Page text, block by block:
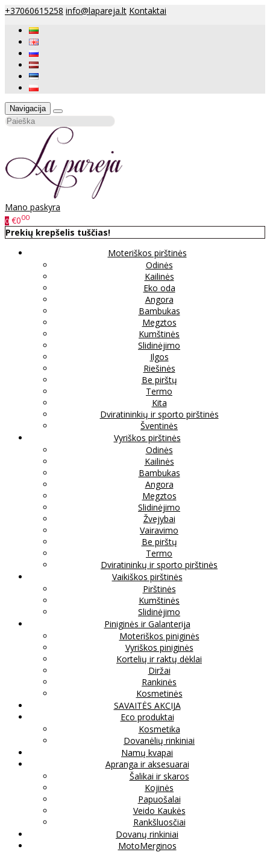
+37060615258 info@lapareja.lt Kontaktai
Navigacija
Mano paskyra
0 €000
Prekių krepšelis tuščias!
Moteriškos pirštinės
Odinės
Kailinės
Eko oda
Angora
Bambukas
Megztos
Kumštinės
Slidinėjimo
Ilgos
Riešinės
Be pirštų
Termo
Kita
Dviratininkių ir sporto pirštinės
Šventinės
Vyriškos pirštinės
Odinės
Kailinės
Bambukas
Angora
Megztos
Slidinėjimo
Žvejybai
Vairavimo
Be pirštų
Termo
Dviratininkų ir sporto pirštinės
Vaikiškos pirštinės
Pirštinės
Kumštinės
Slidinėjimo
Piniginės ir Galanterija
Moteriškos piniginės
Vyriškos piniginės
Kortelių ir raktų dėklai
Diržai
Rankinės
Kosmetinės
SAVAITĖS AKCIJA
Eco produktai
Kosmetika
Dovanėlių rinkiniai
Namų kvapai
Apranga ir aksesuarai
Šalikai ir skaros
Kojinės
Papuošalai
Veido Kaukės
Rankšluosčiai
Dovanų rinkiniai
MotoMerginos